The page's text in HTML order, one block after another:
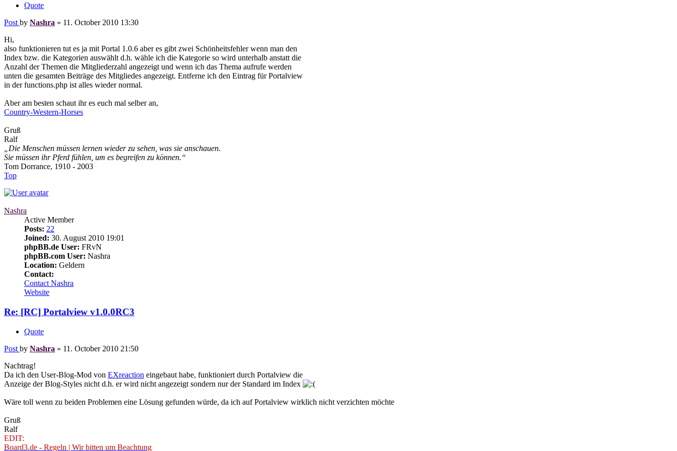
Quote
Post by Nashra » 11. October 2010 13:30
Hi,
also funktionieren tut es ja mit Portal 1.0.6 aber es gibt zwei Schönheitsfehler wenn man den
Index bzw. die Kategorien auswählt d.h. wähle ich die Kategorie so wird unterhalb anstatt die
Anzahl der Themen die Mitgliederzahl angezeigt und wenn ich das Thema aufrufe werden
unten die gesamten Beiträge des Mitgliedes angezeigt. Entferne ich den Eintrag fürPortalview
in der functions.php ist alles wieder normal.
Aber am besten schaut ihr es euch mal selber an,
Country-Western-Horses
Gruß
Ralf
„Die Menschen müssen lernen wieder zu sehen, was sie anschauen.
Sie müssen ihr Pferd fühlen, um es begreifen zu können.“
Tom Dorrance, 1910 - 2003
Top
Nashra
Active Member
Posts: 22
Joined: 30. August 2010 19:01
phpBB.de User: FRvN
phpBB.com User: Nashra
Location: Geldern
Contact:
Contact Nashra
Website
Re: [RC] Portalview v1.0.0RC3
Quote
Post by Nashra » 11. October 2010 21:50
Nachtrag!
Da ich den User-Blog-Mod von EXreaction eingebaut habe, funktioniert durch Portalview die
Anzeige der Blog-Styles nicht d.h. er wird nicht angezeigt sondern nur der Standard im Index
Wäre toll wenn zu beiden Problemen eine Lösung gefunden würde, da ich aufPortalview wirklich nicht verzichten möchte
Gruß
Ralf
EDIT:
Board3.de - Regeln | Wir bitten um Beachtung